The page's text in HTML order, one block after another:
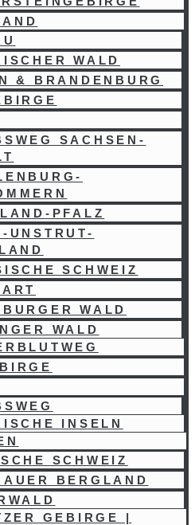
WALD
& BRANDENBURG
SACHSEN-
PFALZ
UNSTRUT-
SCHWEIZ
WALD
WALD
INSELN
SCHWEIZ
BERGLAND
GEBIRGE |